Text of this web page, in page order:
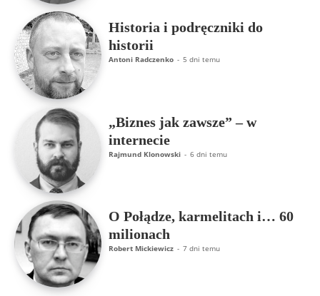
Historia i podręczniki do
historii
Antoni Radczenko - 5 dni temu
„Biznes jak zawsze” – w
internecie
Rajmund Klonowski - 6 dni temu
O Połądze, karmelitach i… 60
milionach
Robert Mickiewicz - 7 dni temu